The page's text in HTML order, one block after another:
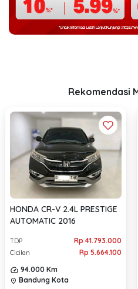
Rekomendasi
HONDA CR-V 2.4L PRESTIGE
AUTOMATIC 2016
TDP Rp 41.793.000
Cicilan
Rp 5.664.100
94.000 Km
location_on Bandung Kota